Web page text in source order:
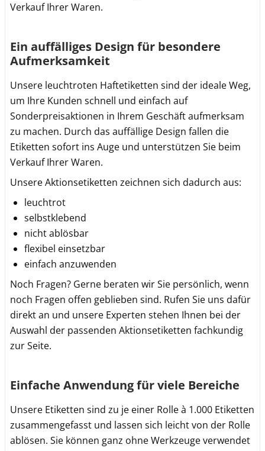
Verkauf Ihrer Waren.
Ein auffälliges Design für besondere
Aufmerksamkeit
Unsere leuchtroten Haftetiketten sind der ideale Weg,
um Ihre Kunden schnell und einfach auf
Sonderpreisaktionen in Ihrem Geschäft aufmerksam
zu machen. Durch das auffällige Design fallen die
Etiketten sofort ins Auge und unterstützen Sie beim
Verkauf Ihrer Waren.
Unsere Aktionsetiketten zeichnen sich dadurch aus:
leuchtrot
selbstklebend
nicht ablösbar
flexibel einsetzbar
einfach anzuwenden
Noch Fragen? Gerne beraten wir Sie persönlich, wenn
noch Fragen offen geblieben sind. Rufen Sie uns dafür
direkt an und unsere Experten stehen Ihnen bei der
Auswahl der passenden Aktionsetiketten fachkundig
zur Seite.
Einfache Anwendung für viele Bereiche
Unsere Etiketten sind zu je einer Rolle à 1.000 Etiketten
zusammengefasst und lassen sich leicht von der Rolle
ablösen. Sie können ganz ohne Werkzeuge verwendet